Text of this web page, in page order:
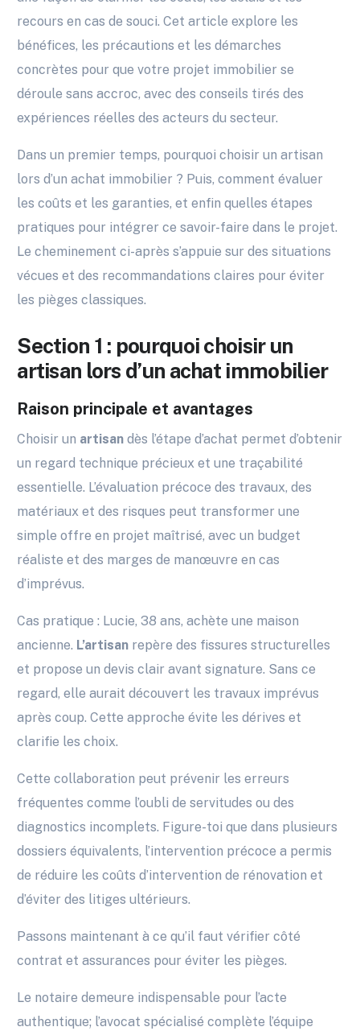
recours en cas de souci. Cet article explore les
bénéfices, les précautions et les démarches
concrètes pour que votre projet immobilier se
déroule sans accroc, avec des conseils tirés des
expériences réelles des acteurs du secteur.
Dans un premier temps, pourquoi choisir un artisan
lors d’un achat immobilier ? Puis, comment évaluer
les coûts et les garanties, et enfin quelles étapes
pratiques pour intégrer ce savoir-faire dans le projet.
Le cheminement ci-après s’appuie sur des situations
vécues et des recommandations claires pour éviter
les pièges classiques.
Section 1 : pourquoi choisir un
artisan lors d’un achat immobilier
Raison principale et avantages
Choisir un artisan dès l’étape d’achat permet d’obtenir
un regard technique précieux et une traçabilité
essentielle. L’évaluation précoce des travaux, des
matériaux et des risques peut transformer une
simple offre en projet maîtrisé, avec un budget
réaliste et des marges de manœuvre en cas
d’imprévus.
Cas pratique : Lucie, 38 ans, achète une maison
ancienne. L’artisan repère des fissures structurelles
et propose un devis clair avant signature. Sans ce
regard, elle aurait découvert les travaux imprévus
après coup. Cette approche évite les dérives et
clarifie les choix.
Cette collaboration peut prévenir les erreurs
fréquentes comme l’oubli de servitudes ou des
diagnostics incomplets. Figure-toi que dans plusieurs
dossiers équivalents, l’intervention précoce a permis
de réduire les coûts d’intervention de rénovation et
d’éviter des litiges ultérieurs.
Passons maintenant à ce qu’il faut vérifier côté
contrat et assurances pour éviter les pièges.
Le notaire demeure indispensable pour l’acte
authentique; l’avocat spécialisé complète l’équipe